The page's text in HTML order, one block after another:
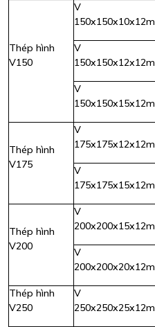
Thép hình
V150
V
150x150x10x12m
V
150x150x12x12m
V
150x150x15x12m
Thép hình
V175
V
175x175x12x12m
V
175x175x15x12m
Thép hình
V200
V
200x200x15x12m
V
200x200x20x12m
Thép hình
V250
V
250x250x25x12m